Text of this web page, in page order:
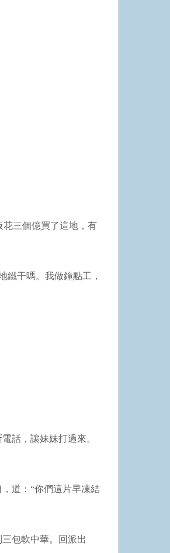
花三個億買了這地，有
鐵干嗎。我做鐘點工，
話，讓妹妹打過來。
道：“你們這片早凍結
包軟中華。回派出